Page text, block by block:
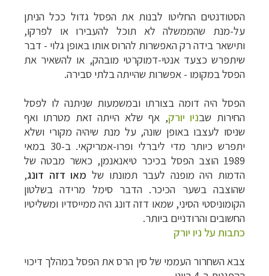
הסטודנטים החליטו לבנות את הפסל גדול ככל הניתן
על-מנת שהממשלה לא תוכל להעבירו או לפרקו,
ותישאר בידה רק האפשרות להרוס אותו באופן גלוי - דבר
שיתפרש כצעד אנטי-דמוקרטי מובהק, או להשאיר את
הפסל במקומו - אפשרות שהייתה בלתי סבירה.
הפסל היה דומה בצורתו ובמשמעות שניתנה לו לפסל
החירות שבניו יורק, אף שלא הייתה זאת מטרתו ואף
שניסו לעצבו באופן שונה, על מנת שיהיה מקורי ושלא
יתפרש כיותר מדי ליברלי ופרו-אמריקאי.
ב-30 במאי
1989 הוצב הפסל בכיכר טיאנאנמן, כאשר מבטה של
הדמות היה מופנה לעבר תמונתו של מאו דזה דונג,
שהוצבה בשער הכיכר. הדבר סימל מרידה בשלטון
הקומוניסטי הסיני, שמאו דזה דונג היה ממייסדיו ומשליטיו
החשובים והרודניים ביותר.
כתבות על ניו יורק
צבא השחרור העממי של סין הרס את הפסל במהלך דיכוי